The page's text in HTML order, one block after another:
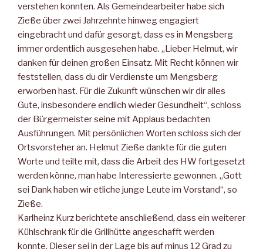
verstehen konnten. Als Gemeindearbeiter habe sich
Zieße über zwei Jahr­zehnte hinweg engagiert
eingebracht und dafür gesorgt, dass es in Mengsberg
immer ordentlich ausgesehen habe. „Lieber Helmut, wir
danken für deinen großen Einsatz. Mit Recht können wir
fest­stellen, dass du dir Verdienste um Mengsberg
erworben hast. Für die Zukunft wünschen wir dir alles
Gute, insbesondere endlich wieder Gesundheit“, schloss
der Bürgermeister seine mit Applaus bedachten
Ausführungen. Mit persönlichen Worten schloss sich der
Ortsvorsteher an. Helmut Zieße dankte für die guten
Worte und teilte mit, dass die Arbeit des HW fortgesetzt
werden könne, man habe Interessierte gewonnen. „Gott
sei Dank haben wir etli­che junge Leute im Vorstand“, so
Zieße.
Karlheinz Kurz berichtete anschließend, dass ein weiterer
Kühl­schrank für die Grillhütte angeschafft werden
konnte. Dieser sei in der Lage bis auf minus 12 Grad zu